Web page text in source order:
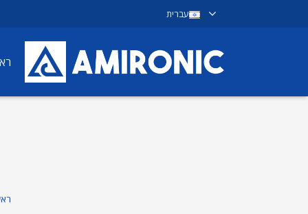
עברית